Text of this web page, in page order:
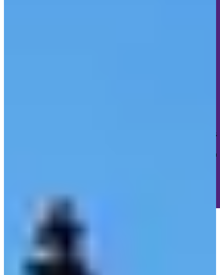
Wir setzen nur die absolut notwendigen technischen Cookies
Keine 47 verschiedenen "Partner" die deine Daten
Cookie-Details ansehen